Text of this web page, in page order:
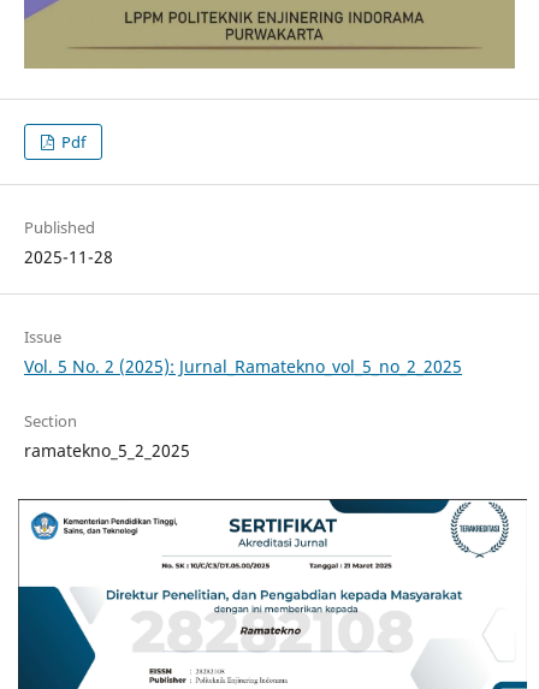
Pdf
Published
2025-11-28
Issue
Vol. 5 No. 2 (2025): Jurnal_Ramatekno_vol_5_no_2_2025
Section
ramatekno_5_2_2025